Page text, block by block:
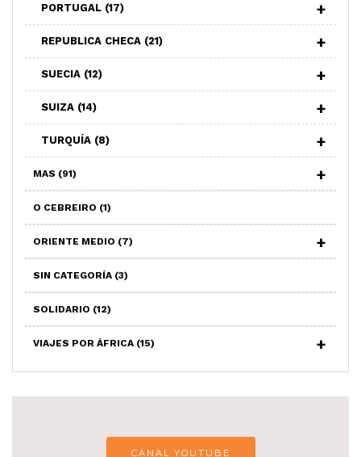
PORTUGAL (17)
REPUBLICA CHECA (21)
SUECIA (12)
SUIZA (14)
TURQUÍA (8)
MAS (91)
O CEBREIRO (1)
ORIENTE MEDIO (7)
SIN CATEGORÍA (3)
SOLIDARIO (12)
VIAJES POR ÁFRICA (15)
CANAL YOUTUBE